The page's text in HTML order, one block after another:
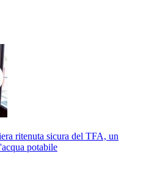
ritenuta sicura del TFA, un
potabile